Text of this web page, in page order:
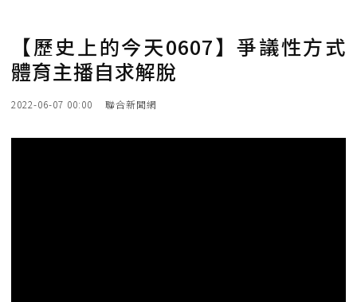
【歷史上的今天0607】爭議性方式
體育主播自求解脫
2022-06-07 00:00 聯合新聞網